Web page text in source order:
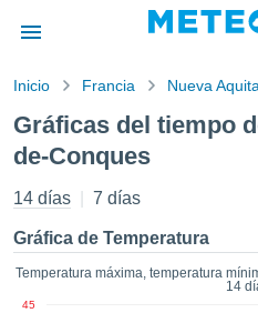
de
para
que se
a este
las
Inicio Francia Nueva
Gráficas del tiempo
de-Conques
14 días 7 días
Gráfica de Temperatura
Temperatura máxima, temperatura
14
45